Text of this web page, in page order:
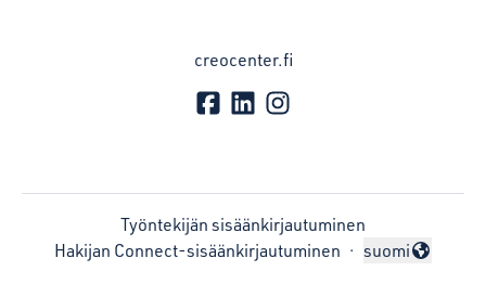
creocenter.fi
Työntekijän sisäänkirjautuminen
Hakijan Connect-sisäänkirjautuminen ·
Vaihda kieli
suomi